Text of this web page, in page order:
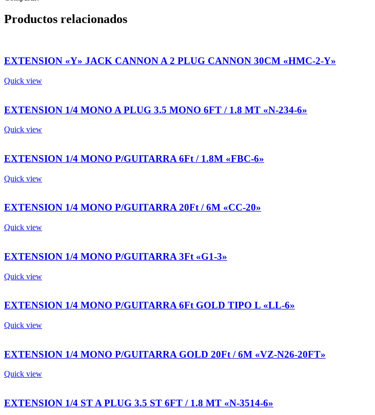
Productos relacionados
EXTENSION «Y» JACK CANNON A 2 PLUG CANNON 30CM «HMC-2-Y»
Quick view
EXTENSION 1/4 MONO A PLUG 3.5 MONO 6FT / 1.8 MT «N-234-6»
Quick view
EXTENSION 1/4 MONO P/GUITARRA 6Ft / 1.8M «FBC-6»
Quick view
EXTENSION 1/4 MONO P/GUITARRA 20Ft / 6M «CC-20»
Quick view
EXTENSION 1/4 MONO P/GUITARRA 3Ft «G1-3»
Quick view
EXTENSION 1/4 MONO P/GUITARRA 6Ft GOLD TIPO L «LL-6»
Quick view
EXTENSION 1/4 MONO P/GUITARRA GOLD 20Ft / 6M «VZ-N26-20FT»
Quick view
EXTENSION 1/4 ST A PLUG 3.5 ST 6FT / 1.8 MT «N-3514-6»